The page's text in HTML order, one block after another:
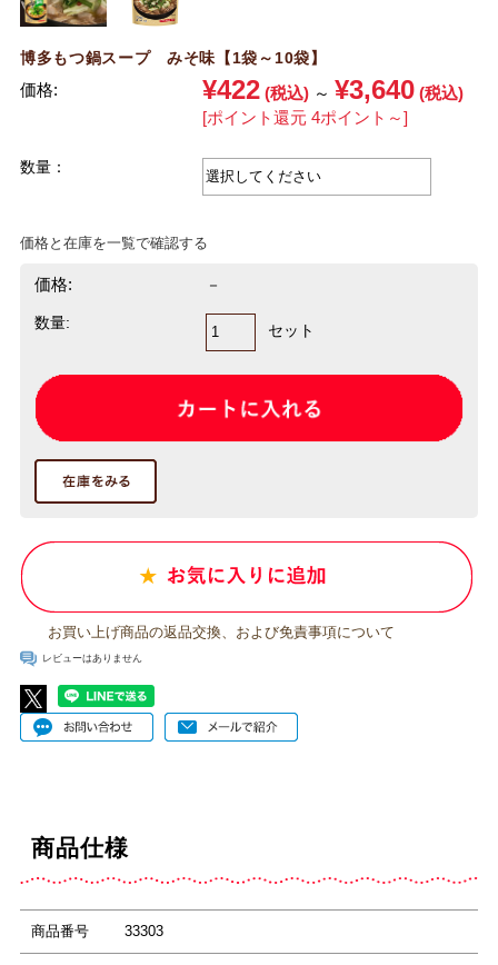
博多もつ鍋スープ みそ味【1袋～10袋】
価格: ¥422 (税込) ～ ¥3,640 (税込)
[ポイント還元 4ポイント～]
数量：
価格と在庫を一覧で確認する
価格: －
数量: セット
お買い上げ商品の返品交換、および免責事項について
レビューはありません
商品仕様
商品番号 33303